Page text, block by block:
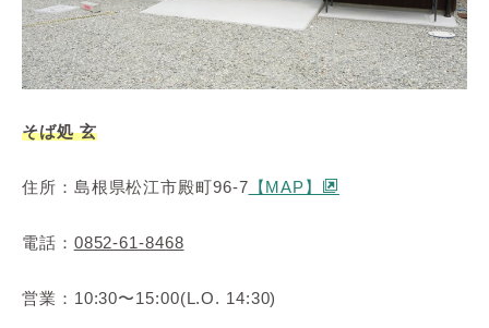
そば処 玄
住所：島根県松江市殿町96-7 【MAP】
電話： 0852-61-8468
営業：10:30〜15:00(L.O. 14:30)